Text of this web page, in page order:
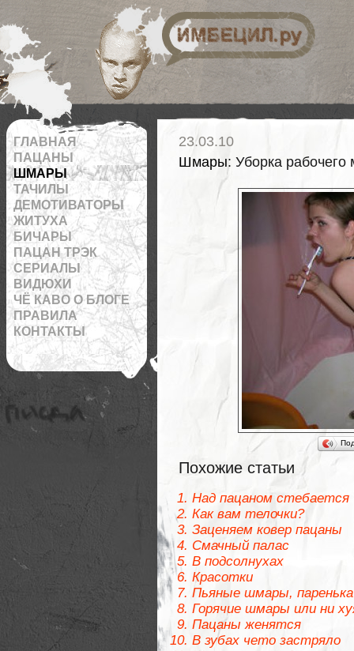
RSS
ГЛАВНАЯ
ПАЦАНЫ
ШМАРЫ
ТАЧИЛЫ
ДЕМОТИВАТОРЫ
ЖИТУХА
БИЧАРЫ
ПАЦАН ТРЭК
СЕРИАЛЫ
ВИДЮХИ
ЧЁ КАВО О БЛОГЕ
ПРАВИЛА
КОНТАКТЫ
23.03.10
Шмары: Уборка рабочего
Похожие статьи
Над пацаном стебается
Как вам телочки?
Заценяем ковер пацаны
Смачный палас
В подсолнухах
Красотки
Пьяные шмары, паренька
Горячие шмары или ни
Пацаны женятся
В зубах чето застряло